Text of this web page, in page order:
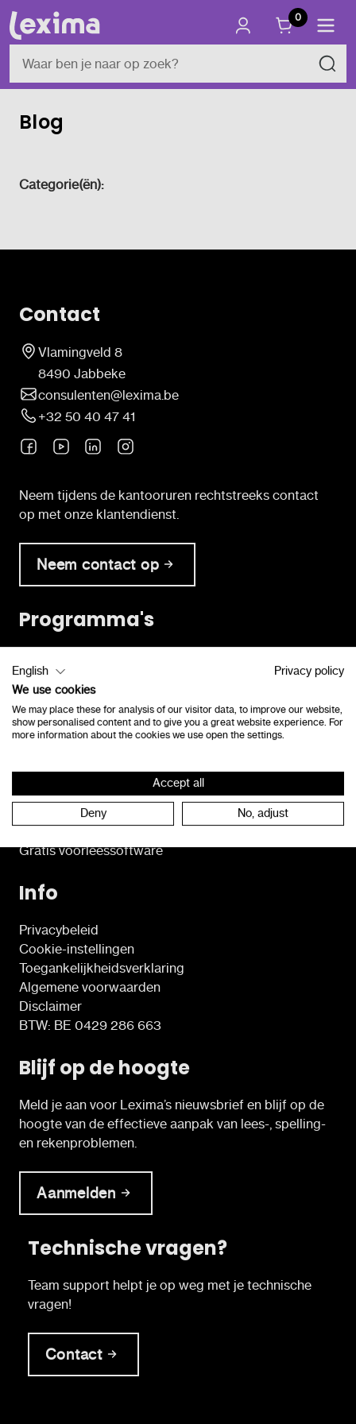
0
Blog
Categorie(ën):
Contact
Vlamingveld 8
8490 Jabbeke
consulenten@lexima.be
+32 50 40 47 41
Neem tijdens de kantooruren rechtstreeks contact
op met onze klantendienst.
Neem contact op
Programma's
Spelling
Rekenen
Compenseren
Voor leersteuncentra
Academie
Voor professionals
Opleidingen
Gratis voorleessoftware
Info
Privacybeleid
Cookie-instellingen
Toegankelijkheidsverklaring
Algemene voorwaarden
Disclaimer
BTW: BE 0429 286 663
Blijf op de hoogte
Meld je aan voor Lexima’s nieuwsbrief en blijf op de
hoogte van de effectieve aanpak van lees-, spelling-
en rekenproblemen.
Aanmelden
Technische vragen?
Team support helpt je op weg met je technische
vragen!
Contact
English
Privacy policy
We use cookies
We may place these for analysis of our visitor data, to improve our website,
show personalised content and to give you a great website experience. For
more information about the cookies we use open the settings.
Accept all
Deny No, adjust